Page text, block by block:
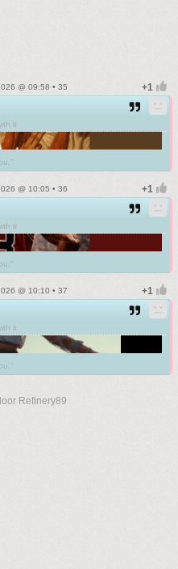
@ 09:58 • 35
it
@ 10:05 • 36
it
@ 10:10 • 37
it
Refinery89